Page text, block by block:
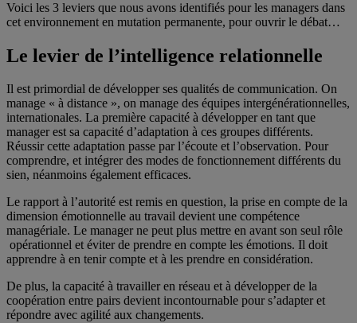
Voici les 3 leviers que nous avons identifiés pour les managers dans
cet environnement en mutation permanente, pour ouvrir le débat…
Le levier de l’intelligence relationnelle
Il est primordial de développer ses qualités de communication. On
manage « à distance », on manage des équipes intergénérationnelles,
internationales. La première capacité à développer en tant que
manager est sa capacité d’adaptation à ces groupes différents.
Réussir cette adaptation passe par l’écoute et l’observation. Pour
comprendre, et intégrer des modes de fonctionnement différents du
sien, néanmoins également efficaces.
Le rapport à l’autorité est remis en question, la prise en compte de la
dimension émotionnelle au travail devient une compétence
managériale. Le manager ne peut plus mettre en avant son seul rôle
opérationnel et éviter de prendre en compte les émotions. Il doit
apprendre à en tenir compte et à les prendre en considération.
De plus, la capacité à travailler en réseau et à développer de la
coopération entre pairs devient incontournable pour s’adapter et
répondre avec agilité aux changements.